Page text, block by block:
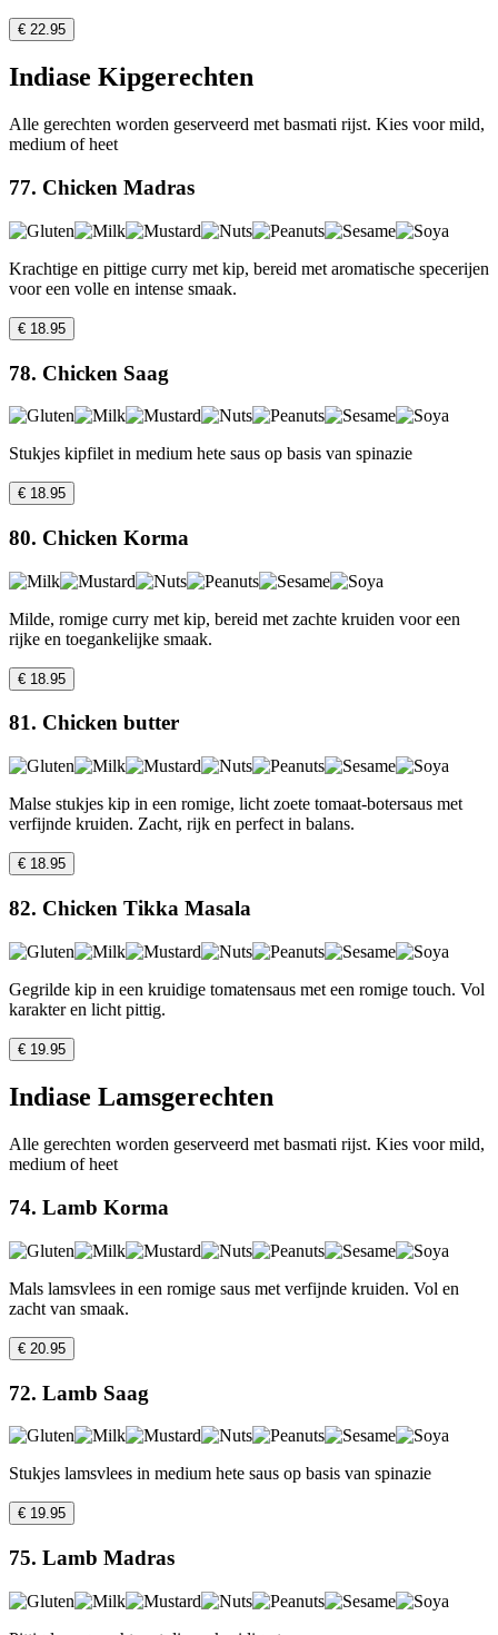
€ 22.95
Indiase Kipgerechten
Alle gerechten worden geserveerd met basmati rijst. Kies voor mild,
medium of heet
77. Chicken Madras
Krachtige en pittige curry met kip, bereid met aromatische specerijen
voor een volle en intense smaak.
€ 18.95
78. Chicken Saag
Stukjes kipfilet in medium hete saus op basis van spinazie
€ 18.95
80. Chicken Korma
Milde, romige curry met kip, bereid met zachte kruiden voor een
rijke en toegankelijke smaak.
€ 18.95
81. Chicken butter
Malse stukjes kip in een romige, licht zoete tomaat-botersaus met
verfijnde kruiden. Zacht, rijk en perfect in balans.
€ 18.95
82. Chicken Tikka Masala
Gegrilde kip in een kruidige tomatensaus met een romige touch. Vol
karakter en licht pittig.
€ 19.95
Indiase Lamsgerechten
Alle gerechten worden geserveerd met basmati rijst. Kies voor mild,
medium of heet
74. Lamb Korma
Mals lamsvlees in een romige saus met verfijnde kruiden. Vol en
zacht van smaak.
€ 20.95
72. Lamb Saag
Stukjes lamsvlees in medium hete saus op basis van spinazie
€ 19.95
75. Lamb Madras